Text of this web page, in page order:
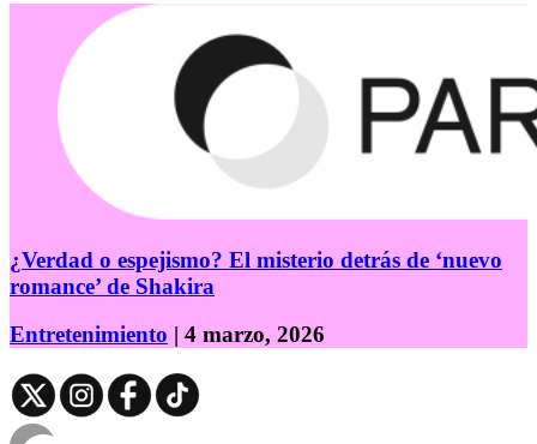
¿Verdad o espejismo? El misterio detrás de ‘nuevo
romance’ de Shakira
Entretenimiento | 4 marzo, 2026